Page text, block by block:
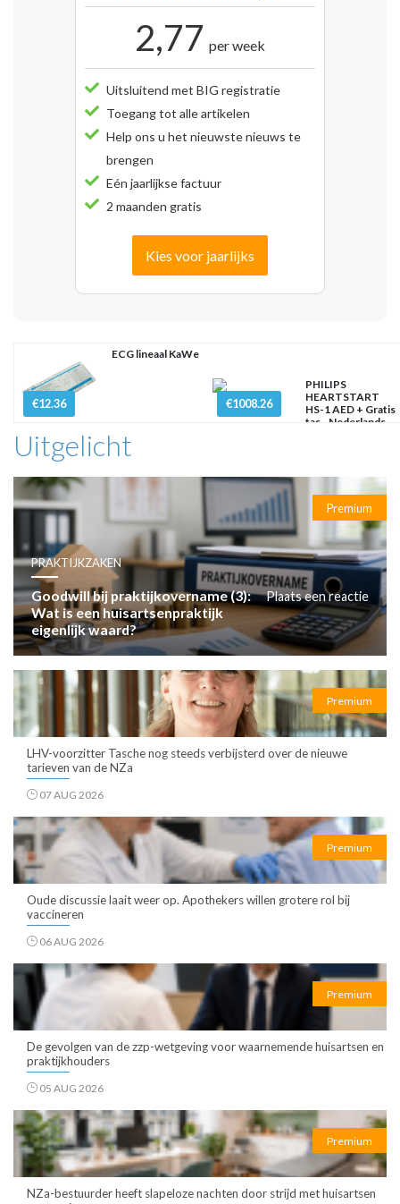
2,77 per week
Uitsluitend met BIG registratie
Toegang tot alle artikelen
Help ons u het nieuwste nieuws te
brengen
Eén jaarlijkse factuur
2 maanden gratis
Kies voor jaarlijks
€12.36
ECG lineaal KaWe
€1008.26
PHILIPS
HEARTSTART
HS-1 AED + Gratis
tas - Nederlands
Uitgelicht
Premium
PRAKTIJKZAKEN
Goodwill bij praktijkovername (3):
Wat is een huisartsenpraktijk
eigenlijk waard?
Plaats een reactie
Premium
LHV-voorzitter Tasche nog steeds verbijsterd over de nieuwe
tarieven van de NZa
07 AUG 2026
Premium
Oude discussie laait weer op. Apothekers willen grotere rol bij
vaccineren
06 AUG 2026
Premium
De gevolgen van de zzp-wetgeving voor waarnemende huisartsen en
praktijkhouders
05 AUG 2026
Premium
NZa-bestuurder heeft slapeloze nachten door strijd met huisartsen